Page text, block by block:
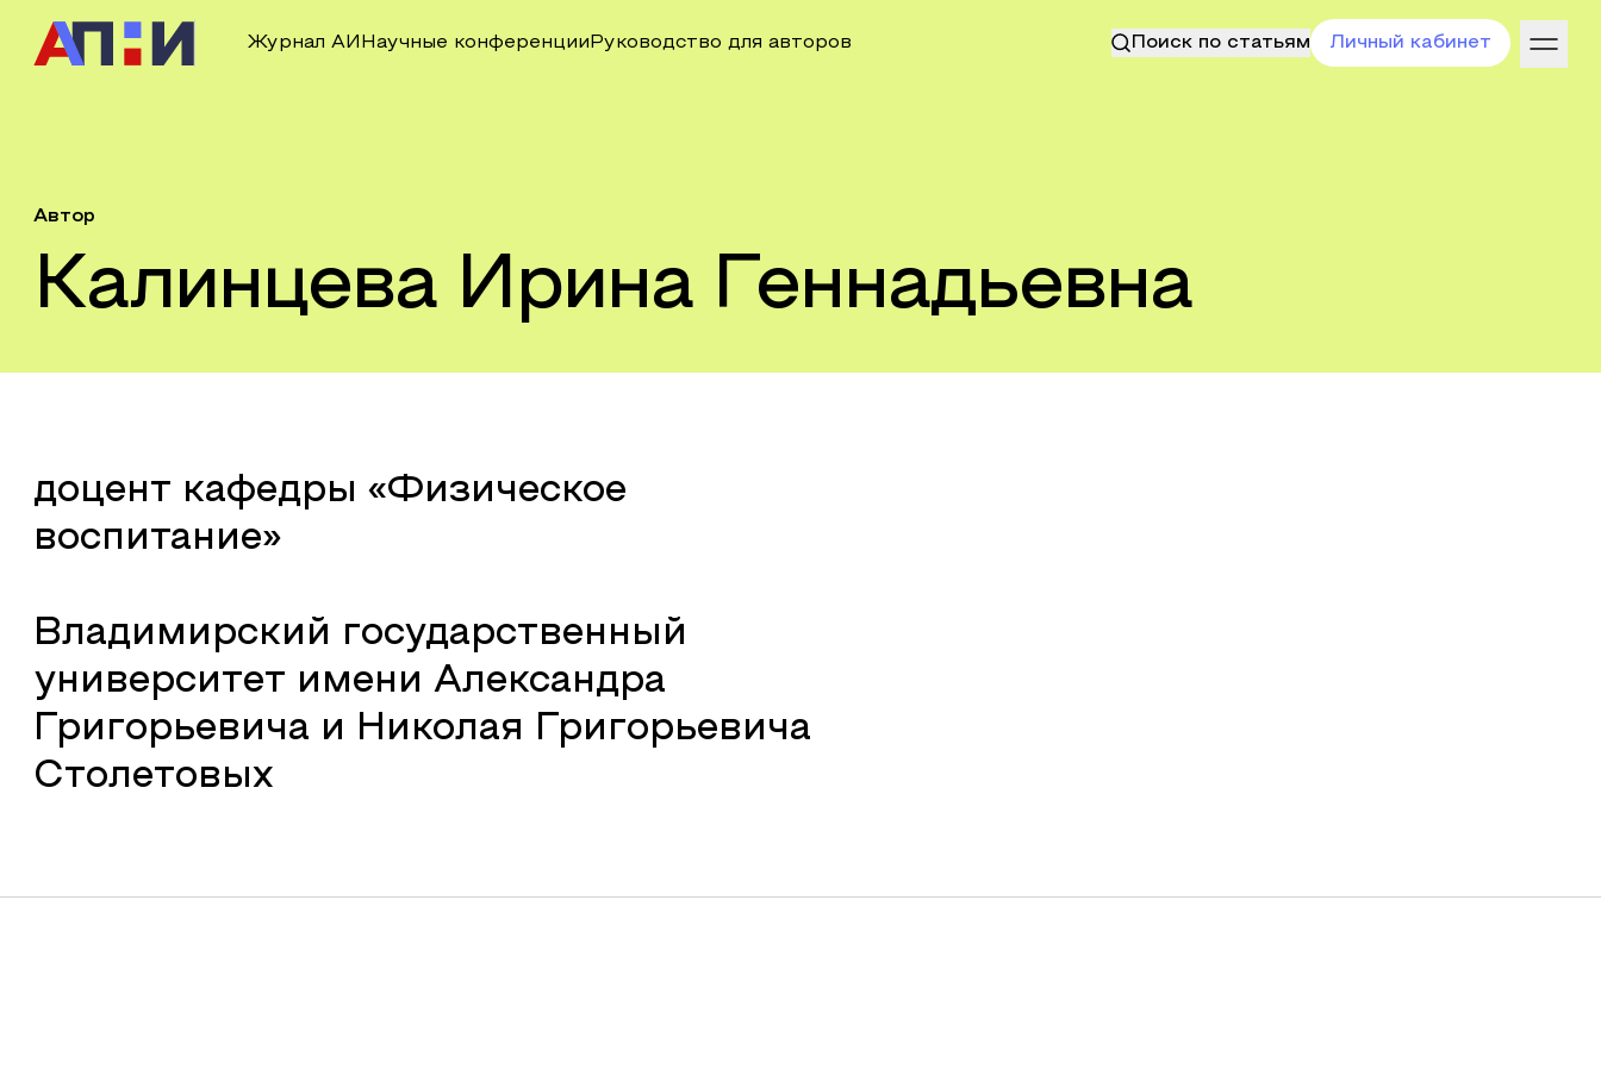
Журнал АИ Научные конференции Руководство для авторов Поиск по статьям Личный кабинет
Автор
Калинцева Ирина Геннадьевна
доцент кафедры «Физическое
воспитание»
Владимирский государственный
университет имени Александра
Григорьевича и Николая Григорьевича
Столетовых